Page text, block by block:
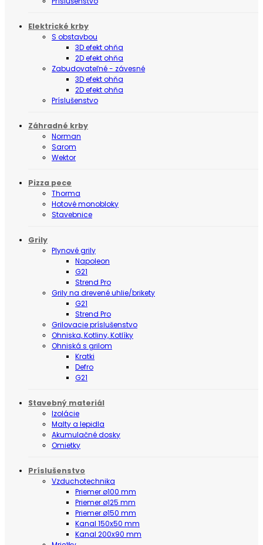
Elektrické krby
S obstavbou
3D efekt ohňa
2D efekt ohňa
Zabudovateľné - závesné
3D efekt ohňa
2D efekt ohňa
Príslušenstvo
Záhradné krby
Norman
Sarom
Wektor
Pizza pece
Thorma
Hotové monobloky
Stavebnice
Grily
Plynové grily
Napoleon
G21
Strend Pro
Grily na drevené uhlie/brikety
G21
Strend Pro
Grilovacie príslušenstvo
Ohniska, Kotliny, Kotlíky
Ohniská s grilom
Kratki
Defro
G21
Stavebný materiál
Izolácie
Malty a lepidla
Akumulačné dosky
Omietky
Príslušenstvo
Vzduchotechnika
Priemer ø100 mm
Priemer ø125 mm
Priemer ø150 mm
Kanal 150x50 mm
Kanal 200x90 mm